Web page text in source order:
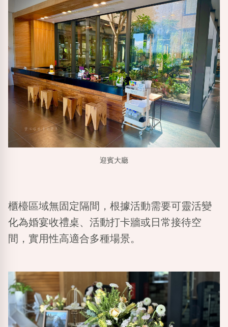
迎賓大廳
櫃檯區域無固定隔間，根據活動需要可靈活變
化為婚宴收禮桌、活動打卡牆或日常接待空
間，實用性高適合多種場景。